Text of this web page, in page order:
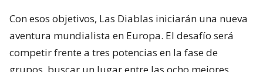
Con esos objetivos, Las Diablas iniciarán una nueva
aventura mundialista en Europa. El desafío será
competir frente a tres potencias en la fase de